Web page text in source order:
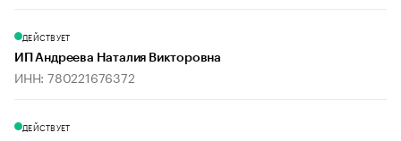
ДЕЙСТВУЕТ
ИП Андреева Наталия Викторовна
ИНН: 780221676372
ДЕЙСТВУЕТ